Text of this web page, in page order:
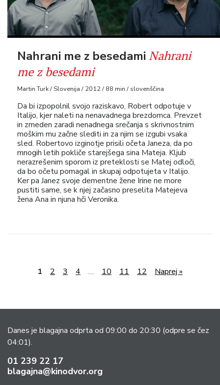
Nahrani me z besedami Nahrani
me z besedami
Martin Turk / Slovenija / 2012 / 88 min / slovenščina
Da bi izpopolnil svojo raziskavo, Robert odpotuje v
Italijo, kjer naleti na nenavadnega brezdomca. Prevzet
in zmeden zaradi nenadnega srečanja s skrivnostnim
moškim mu začne slediti in za njim se izgubi vsaka
sled. Robertovo izginotje prisili očeta Janeza, da po
mnogih letih pokliče starejšega sina Mateja. Kljub
nerazrešenim sporom iz preteklosti se Matej odloči,
da bo očetu pomagal in skupaj odpotujeta v Italijo.
Ker pa Janez svoje dementne žene Irine ne more
pustiti same, se k njej začasno preselita Matejeva
žena Ana in njuna hči Veronika.
1 2 3 4 … 10 11 12 Naprej »
Danes je blagajna odprta od 09:00 do 20:30 (odpre se čez
04:01).
01 239 22 17
blagajna@kinodvor.org